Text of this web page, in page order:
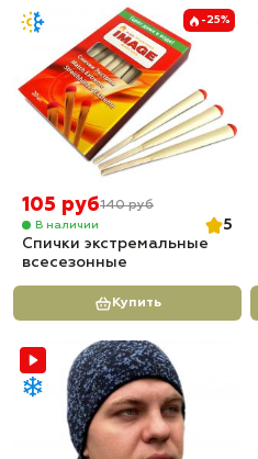
✅ Доставка по всей России
Быстрая отправка
-25%
105 руб140 руб
В наличии
5
Спички экстремальные
всесезонные
Купить